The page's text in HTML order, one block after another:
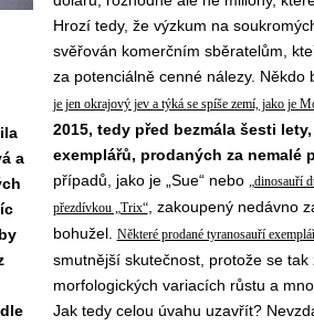
a
Hrozí tedy, že výzkum na
svěřován komerčním sběratelům,
za potenciálně cenné nálezy. Někdo
je jen okrajový jev a týká se spíše zemí, jako je
2015, tedy před bezmála šesti
exemplářů, prodaných za nemalé
případů, jako je „Sue“ nebo „dinosauří
přezdívkou „Trix“, zakoupený nedávno
bohužel. Některé prodané tyranosauří
smutnější skutečnost, protože se
morfologických variacích růstu a
Jak tedy celou úvahu uzavřít?